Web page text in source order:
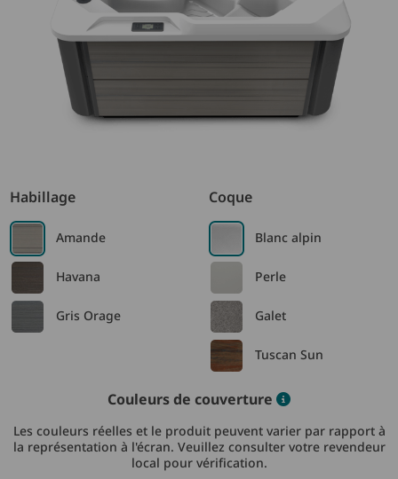
Habillage
Amande
Havana
Gris Orage
Coque
Blanc alpin
Perle
Galet
Tuscan Sun
Couleurs de couverture Color
Les couleurs réelles et le produit peuvent varier par rapport à
la représentation à l'écran. Veuillez consulter votre revendeur
local pour vérification.